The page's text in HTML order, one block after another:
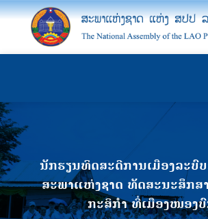
ນັກຮຽນທິດສະດີການເມືອງລະບົ
ສະພາແຫ່ງຊາດ ທັດສະນະສຶກສ
ກະສິກຳ ທີ່ເມືອງໜອງ